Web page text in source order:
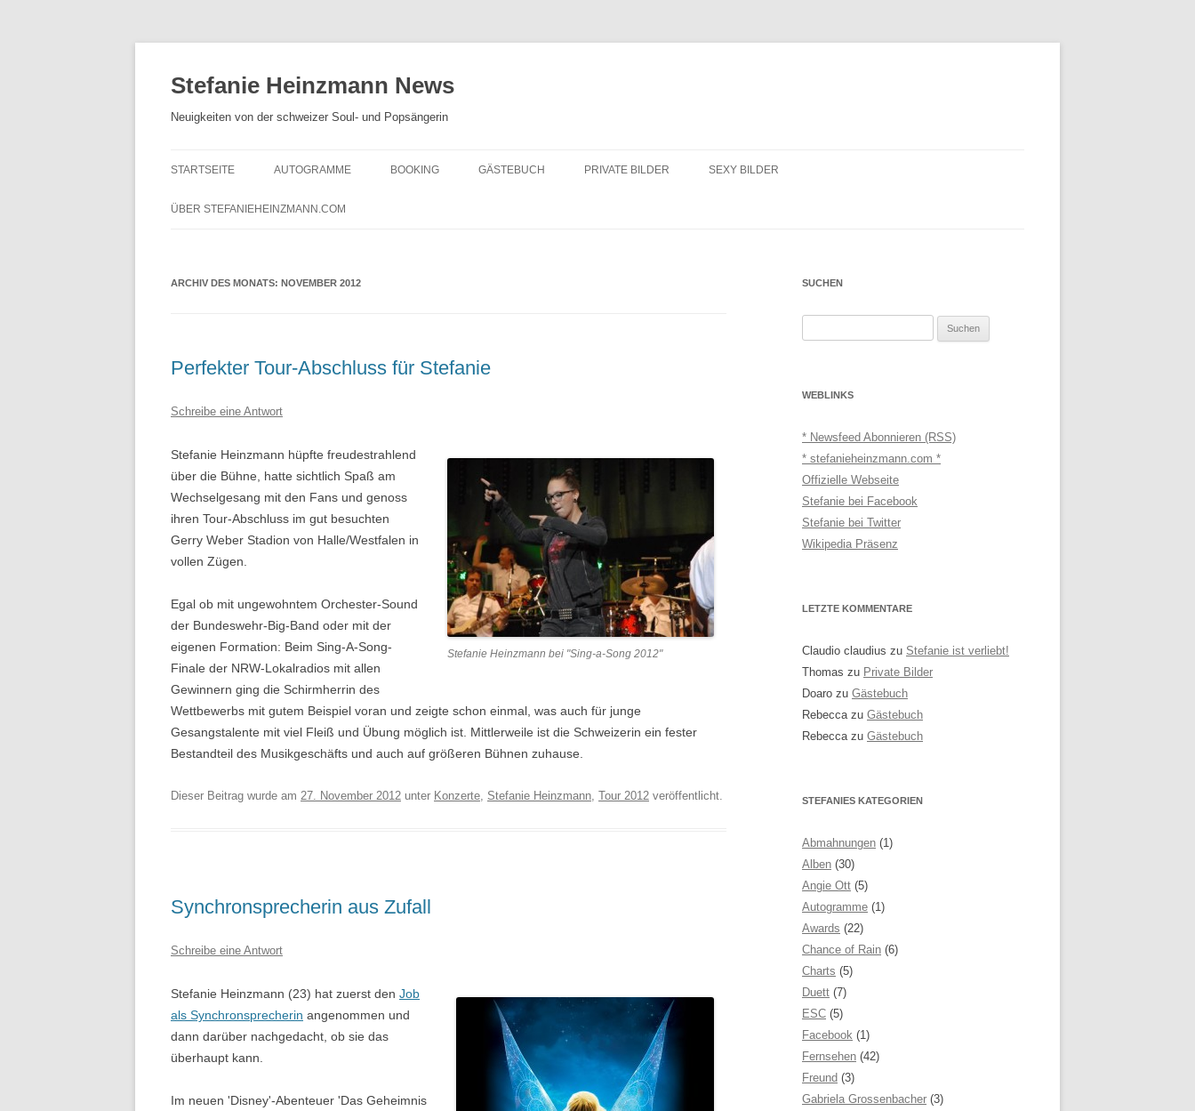
Stefanie Heinzmann News
Neuigkeiten von der schweizer Soul- und Popsängerin
STARTSEITE AUTOGRAMME BOOKING GÄSTEBUCH PRIVATE BILDER SEXY BILDER
ÜBER STEFANIEHEINZMANN.COM
ARCHIV DES MONATS: NOVEMBER 2012
Perfekter Tour-Abschluss für Stefanie
Schreibe eine Antwort
Stefanie Heinzmann bei "Sing-a-Song 2012"
Stefanie Heinzmann hüpfte freudestrahlend
über die Bühne, hatte sichtlich Spaß am
Wechselgesang mit den Fans und genoss
ihren Tour-Abschluss im gut besuchten
Gerry Weber Stadion von Halle/Westfalen in
vollen Zügen.
Egal ob mit ungewohntem Orchester-Sound
der Bundeswehr-Big-Band oder mit der
eigenen Formation: Beim Sing-A-Song-
Finale der NRW-Lokalradios mit allen
Gewinnern ging die Schirmherrin des
Wettbewerbs mit gutem Beispiel voran und zeigte schon einmal, was auch für junge
Gesangstalente mit viel Fleiß und Übung möglich ist. Mittlerweile ist die Schweizerin ein fester
Bestandteil des Musikgeschäfts und auch auf größeren Bühnen zuhause.
Dieser Beitrag wurde am 27. November 2012 unter Konzerte, Stefanie Heinzmann, Tour 2012 veröffentlicht.
Synchronsprecherin aus Zufall
Schreibe eine Antwort
Stefanie Heinzmann (23) hat zuerst den Job
als Synchronsprecherin angenommen und
dann darüber nachgedacht, ob sie das
überhaupt kann.
Im neuen 'Disney'-Abenteuer 'Das Geheimnis
SUCHEN
WEBLINKS
* Newsfeed Abonnieren (RSS)
* stefanieheinzmann.com *
Offizielle Webseite
Stefanie bei Facebook
Stefanie bei Twitter
Wikipedia Präsenz
LETZTE KOMMENTARE
Claudio claudius zu Stefanie ist verliebt!
Thomas zu Private Bilder
Doaro zu Gästebuch
Rebeccazu Gästebuch
Rebeccazu Gästebuch
STEFANIES KATEGORIEN
Abmahnungen (1)
Alben (30)
Angie Ott (5)
Autogramme (1)
Awards (22)
Chance of Rain (6)
Charts (5)
Duett (7)
ESC (5)
Facebook (1)
Fernsehen (42)
Freund (3)
Gabriela Grossenbacher (3)